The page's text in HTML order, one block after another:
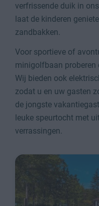
verfrissende duik in
laat de kinderen
zandbakken.
Voor sportieve of
minigolfbaan proberen
Wij bieden ook
zodat u en uw gasten
de jongste
leuke speurtocht met
verrassingen.